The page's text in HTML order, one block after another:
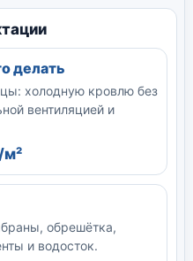
делать
холодную кровлю без
вентиляцией и
м²
обрешётка,
и водосток.